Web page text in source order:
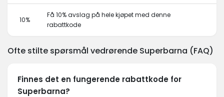
10%
Få 10% avslag på hele kjøpet med denne
rabattkode
Ofte stilte spørsmål vedrørende Superbarna (FAQ)
Finnes det en fungerende rabattkode for
Superbarna?